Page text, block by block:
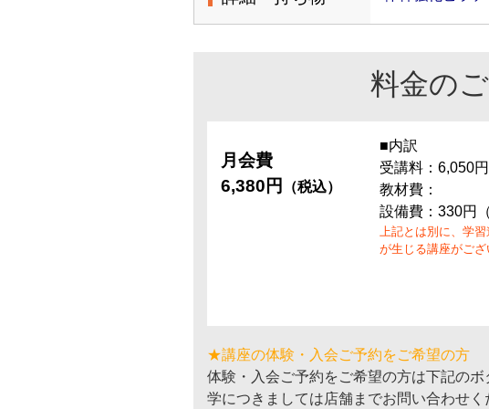
料金の
月会費
6,380円
（税込）
■内訳
受講料：6,050円
教材費：
設備費：330円
上記とは別に、学
が生じる講座がござ
★講座の体験・入会ご予約をご希望の方
体験・入会ご予約をご希望の方は下記の
学につきましては店舗までお問い合わせ